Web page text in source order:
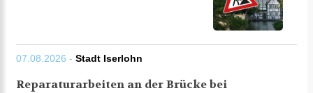
07.08.2026 - Stadt Iserlohn
Reparaturarbeiten an der Brücke bei